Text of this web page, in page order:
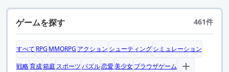
ゲームを探す 461件
すべて RPG MMORPG アクション シューティングシミュレーション
戦略育成箱庭 スポーツパズル恋愛美少女ブラウザゲーム